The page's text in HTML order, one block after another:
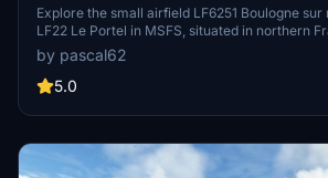
MSFS) + coastline between Le
Boulogne
Explore the small airfield LF6251 Boulogne
LF22 Le Portel in MSFS, situated in northern
a cliff overlooking the Channel, resembling an
experience. Enhance your coastal flying
Boulogne with improved scenery, clearing out
complete the coast cleaning from Calais to
library are required for this immersive
by pascal62
5.0